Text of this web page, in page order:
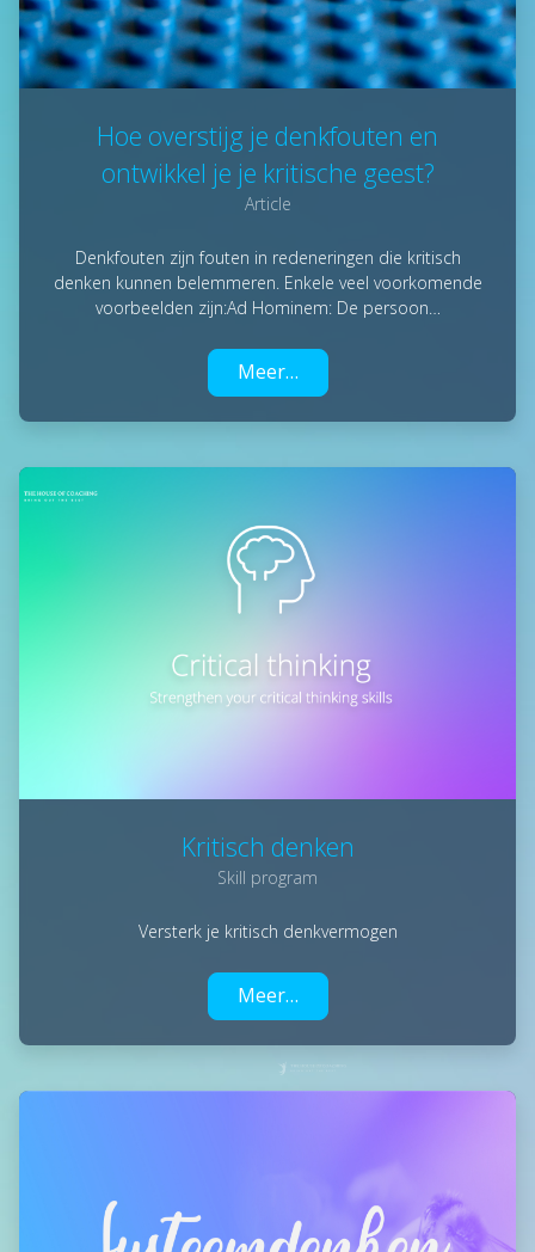
Hoe overstijg je denkfouten en
ontwikkel je je kritische geest?
Article
Denkfouten zijn fouten in redeneringen die kritisch
denken kunnen belemmeren. Enkele veel voorkomende
voorbeelden zijn:Ad Hominem: De persoon…
Meer…
Kritisch denken
Skill program
Versterk je kritisch denkvermogen
Meer…